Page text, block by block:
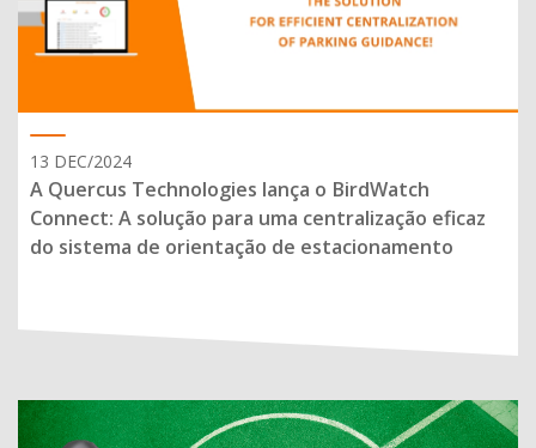
13 DEC/2024
A Quercus Technologies lança o BirdWatch
Connect: A solução para uma centralização eficaz
do sistema de orientação de estacionamento